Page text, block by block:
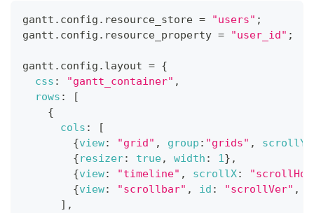
gantt . config . resource_store = "users" ;
gantt . config . resource_property = "user_id" ;
gantt . config . layout = {
css : "gantt_container" ,
rows :
[
{
cols :
[
{view: "grid" , group : "grids" , scrollY
{resizer: true, width : 1} ,
{view: "timeline" , scrollX:
{view: "scrollbar" , id : "scrollVer" ,
] ,